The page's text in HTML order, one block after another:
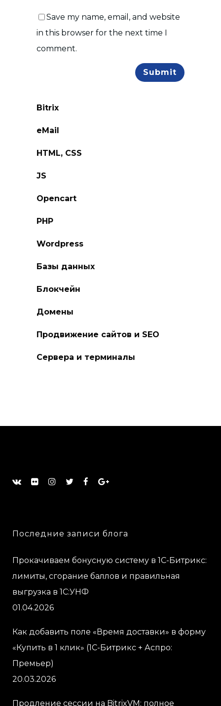
Save my name, email, and website
in this browser for the next time I
comment.
Bitrix
eMail
HTML, CSS
JS
Opencart
PHP
Wordpress
Базы данных
Блокчейн
Домены
Продвижение сайтов и SEO
Сервера и терминалы
Последние записи блога
Прокачиваем бонусную систему в 1С-Битрикс:
лимиты, сгорание баллов и правильная
выгрузка в 1С:УНФ
01.04.2026
Как добавить поле «Время доставки» в форму
«Купить в 1 клик» (1С-Битрикс + Аспро:
Премьер)
20.03.2026
Продление сессии на BitrixVM: полное